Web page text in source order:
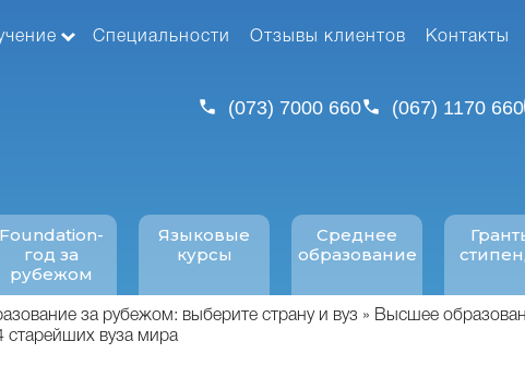
Специальности Отзывы клиентов Контакты
(073) 7000 660 (067) 1170 660
Foundation-
год за
рубежом
Языковые
курсы
Среднее
образование
за рубежом: выберите страну и вуз
Высшее
старейших вуза мира